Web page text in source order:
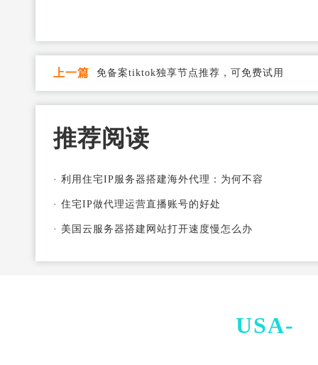
上一篇 免备案tiktok独享节点推荐，可免费试用
推荐阅读
· 利用住宅IP服务器搭建海外代理：为何不容
· 住宅IP做代理运营直播账号的好处
· 美国云服务器搭建网站打开速度慢怎么办
USA-